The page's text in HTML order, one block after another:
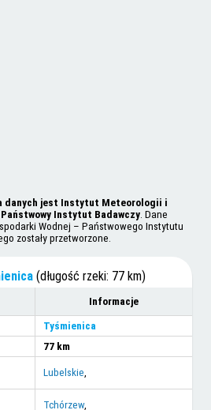
danych jest Instytut Meteorologii i
Instytut Badawczy. Dane
Wodnej – Państwowego Instytutu
zostały przetworzone.
(długość rzeki: 77 km)
Informacje
Tyśmienica
77 km
Lubelskie,
Tchórzew,